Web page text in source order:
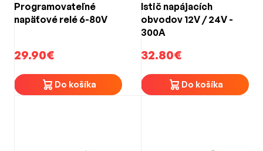
Programovateľné
napäťové relé 6-80V
29.90€
Do košíka
Istič napájacích
obvodov 12V / 24V -
300A
32.80€
Do košíka